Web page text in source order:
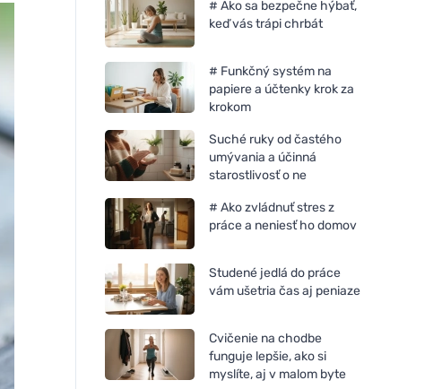
# Ako sa bezpečne hýbať,
keď vás trápi chrbát
# Funkčný systém na
papiere a účtenky krok za
krokom
Suché ruky od častého
umývania a účinná
starostlivosť o ne
# Ako zvládnuť stres z
práce a neniesť ho domov
Studené jedlá do práce
vám ušetria čas aj peniaze
Cvičenie na chodbe
funguje lepšie, ako si
myslíte, aj v malom byte